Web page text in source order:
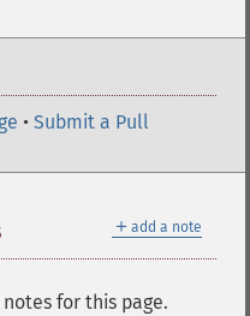
• Submit a Pull
＋ add a note
for this page.